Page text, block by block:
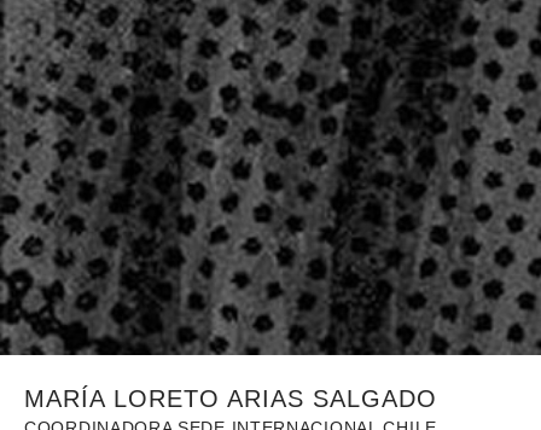
MARÍA LORETO ARIAS SALGADO